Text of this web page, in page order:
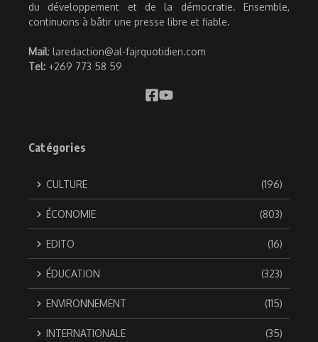
du développement et de la démocratie. Ensemble,
continuons à bâtir une presse libre et fiable.
Mail: laredaction@al-fajrquotidien.com
Tel: +269 773 58 59
Catégories
CULTURE (196)
ÉCONOMIE (803)
EDITO (16)
ÉDUCATION (323)
ENVIRONNEMENT (115)
INTERNATIONALE (35)